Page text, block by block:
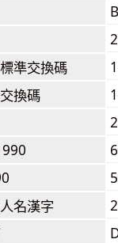
準交換碼
換碼
名漢字